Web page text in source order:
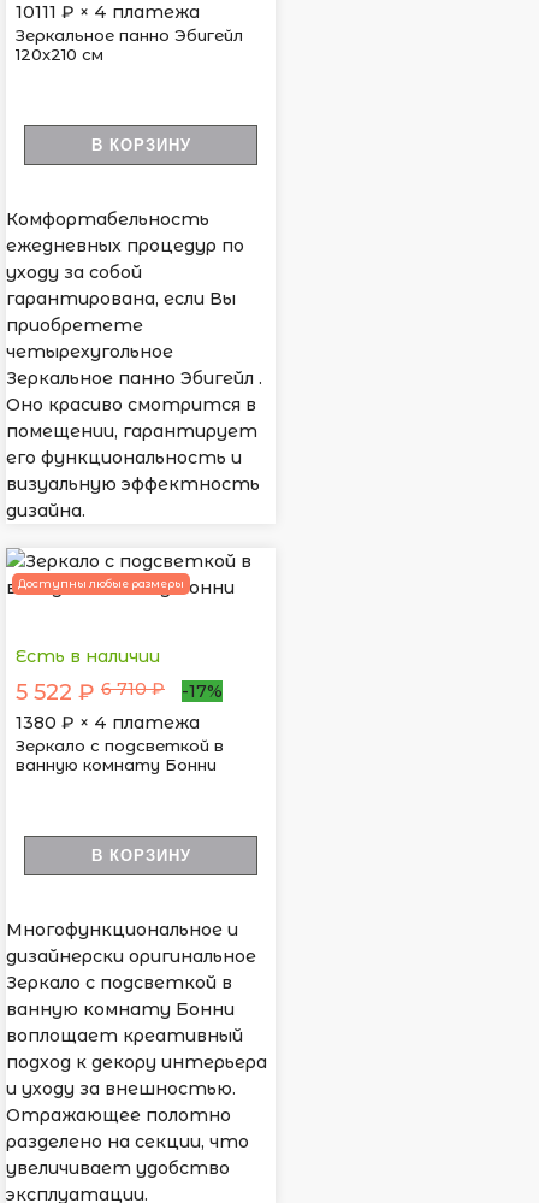
10111 ₽ × 4 платежа
Зеркальное панно Эбигейл
120х210 см
В КОРЗИНУ
Комфортабельность
ежедневных процедур по
уходу за собой
гарантирована, если Вы
приобретете
четырехугольное
Зеркальное панно Эбигейл .
Оно красиво смотрится в
помещении, гарантирует
его функциональность и
визуальную эффектность
дизайна.
Доступны любые размеры
Есть в наличии
5 522 ₽ 6 710 ₽
-17%
1380 ₽ × 4 платежа
Зеркало с подсветкой в
ванную комнату Бонни
В КОРЗИНУ
Многофункциональное и
дизайнерски оригинальное
Зеркало с подсветкой в
ванную комнату Бонни
воплощает креативный
подход к декору интерьера
и уходу за внешностью.
Отражающее полотно
разделено на секции, что
увеличивает удобство
эксплуатации.